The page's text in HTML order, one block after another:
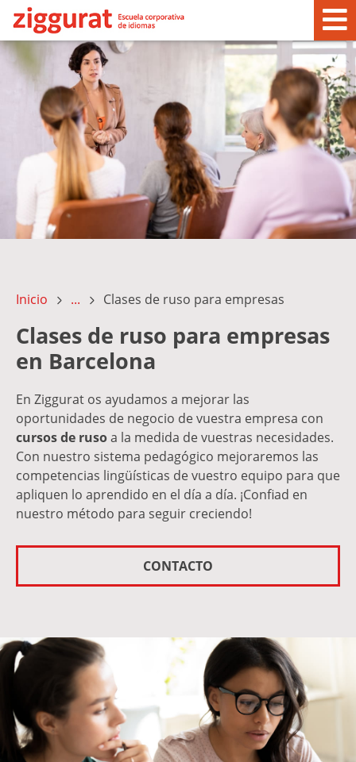
Inicio ... Clases de ruso para empresas
Clases de ruso para empresas
en Barcelona
En Ziggurat os ayudamos a mejorar las
oportunidades de negocio de vuestra empresa con
cursos de rusoa la medida de vuestras necesidades.
Con nuestro sistema pedagógico mejoraremos las
competencias lingüísticas de vuestro equipo para que
apliquen lo aprendido en el día a día. ¡Confiad en
nuestro método para seguir creciendo!
CONTACTO